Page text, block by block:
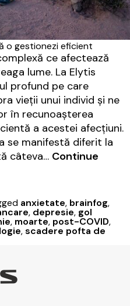
o gestionezi eficient
ce afectează
lume. La Elytis
profund pe care
vieții unui individ și ne
în recunoașterea
a acestei afecțiuni.
se manifestă diferit la
câteva… Continue
anxietate, brainfog,
, depresie, gol
, moarte, post-COVID,
,scadere pofta de